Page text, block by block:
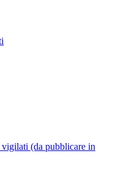
(da pubblicare in